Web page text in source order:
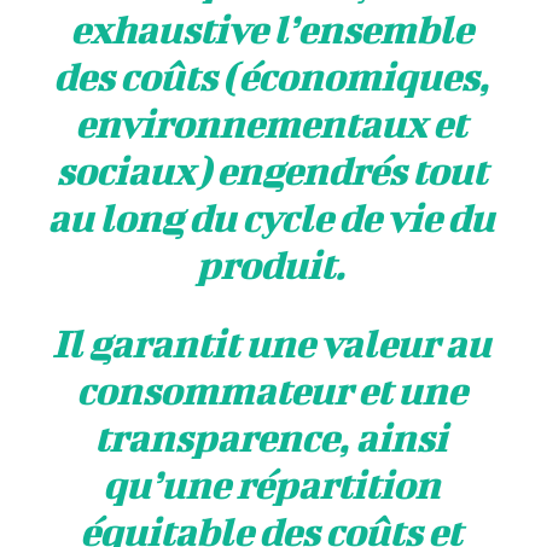
exhaustive l’ensemble
des coûts (économiques,
environnementaux et
sociaux) engendrés tout
au long du cycle de vie du
produit.
Il garantit une valeur au
consommateur et une
transparence, ainsi
qu’une répartition
équitable des coûts et